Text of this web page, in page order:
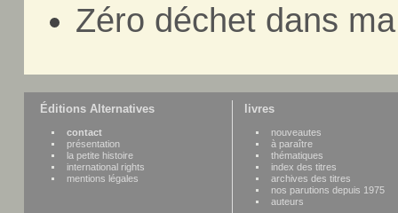
Zéro déchet dans
Éditions Alternatives
contact
présentation
la petite histoire
international rights
mentions légales
livres
nouveautes
à paraître
thématiques
index des titres
archives des titres
nos parutions depuis 1975
auteurs